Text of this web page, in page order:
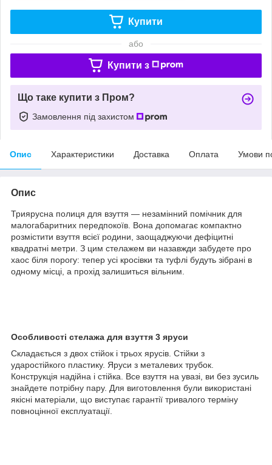
Купити
або
Купити з
Що таке купити з Пром?
Замовлення під захистом
Опис Характеристики Доставка Оплата Умови
Опис
Триярусна полиця для взуття — незамінний помічник для
малогабаритних передпокоїв. Вона допомагає компактно
розмістити взуття всієї родини, заощаджуючи дефіцитні
квадратні метри. З цим стелажем ви назавжди забудете про
хаос біля порогу: тепер усі кросівки та туфлі будуть зібрані в
одному місці, а прохід залишиться вільним.
Особливості стелажа для взуття 3 яруси
Складається з двох стійок і трьох ярусів. Стійки з
ударостійкого пластику. Яруси з металевих трубок.
Конструкція надійна і стійка. Все взуття на увазі, ви без зусиль
знайдете потрібну пару. Для виготовлення були використані
якісні матеріали, що виступає гарантії тривалого терміну
повноцінної експлуатації.